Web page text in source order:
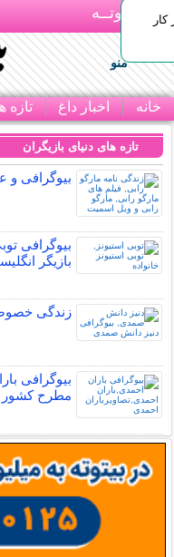
بـیتوتــه
منو
خانه اخبار داغ تازه
تازه های دنیای بازیگران
بیوگرافی و
بیوگرافی
بازیگر
زندگی
بیوگرافی
مطرح کشور